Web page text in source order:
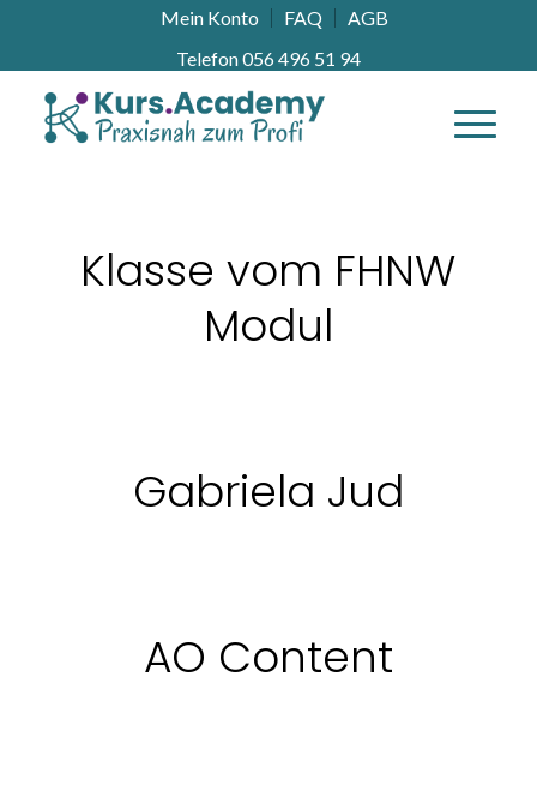
Mein Konto FAQ
AGB
Telefon 056 496 51 94
Klasse vom FHNW
Modul
Gabriela Jud
AO Content